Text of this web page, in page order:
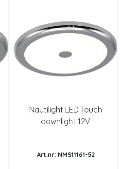
Nautilight LED Touch
downlight 12V
Art.nr: NMS11161-52